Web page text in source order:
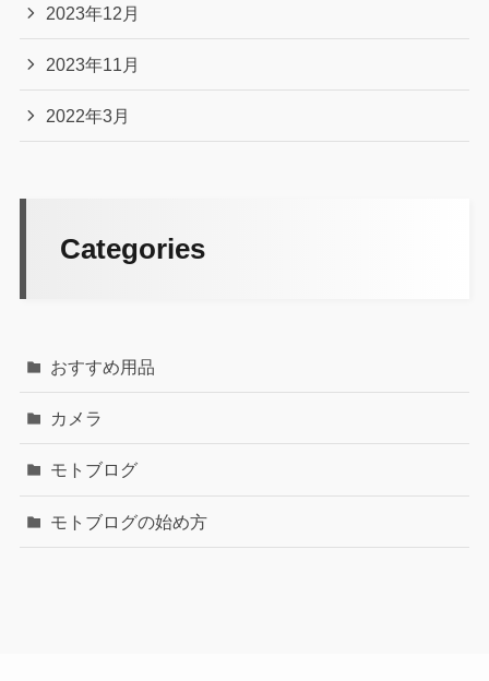
2023年12月
2023年11月
2022年3月
Categories
おすすめ用品
カメラ
モトブログ
モトブログの始め方